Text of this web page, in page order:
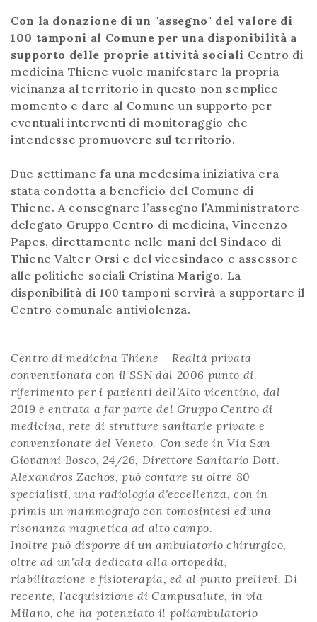
Con la donazione di un "assegno" del valore di
100 tamponi al Comune per una disponibilità a
supporto delle proprie attività sociali Centro di
medicina Thiene vuole manifestare la propria
vicinanza al territorio in questo non semplice
momento e dare al Comune un supporto per
eventuali interventi di monitoraggio che
intendesse promuovere sul territorio.
Due settimane fa una medesima iniziativa era
stata condotta a beneficio del Comune di
Thiene. A consegnare l’assegno l’Amministratore
delegato Gruppo Centro di medicina, Vincenzo
Papes, direttamente nelle mani del Sindaco di
Thiene Valter Orsi e del vicesindaco e assessore
alle politiche sociali Cristina Marigo. La
disponibilità di 100 tamponi servirà a supportare il
Centro comunale antiviolenza.
Centro di medicina Thiene - Realtà privata
convenzionata con il SSN dal 2006 punto di
riferimento per i pazienti dell’Alto vicentino, dal
2019 è entrata a far parte del Gruppo Centro di
medicina, rete di strutture sanitarie private e
convenzionate del Veneto. Con sede in Via San
Giovanni Bosco, 24/26, Direttore Sanitario Dott.
Alexandros Zachos, può contare su oltre 80
specialisti, una radiologia d'eccellenza, con in
primis un mammografo con tomosintesi ed una
risonanza magnetica ad alto campo.
Inoltre può disporre di un ambulatorio chirurgico,
oltre ad un'ala dedicata alla ortopedia,
riabilitazione e fisioterapia, ed al punto prelievi. Di
recente, l’acquisizione di Campusalute, in via
Milano, che ha potenziato il poliambulatorio